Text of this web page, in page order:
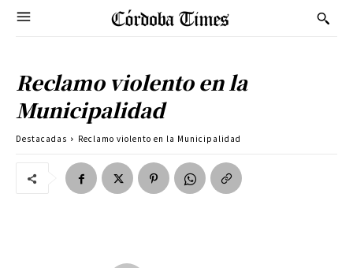
Reclamo violento en la
Municipalidad
Destacadas Reclamo violento en la Municipalidad